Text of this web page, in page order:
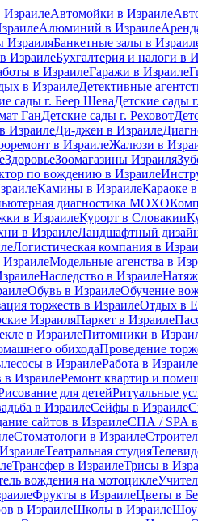
ИзраилеАвтомойки в Израиле
Алюминий в Израиле
ИзраиляБанкетные залы в
ИзраилеБухгалтерия и налоги в
в ИзраилеГаражи в Израиле
в ИзраилеДетективные
сады г. Беер ШеваДетские сады
ГанДетские сады г. Реховот
ИзраилеДи-джеи в Израиле
в ИзраилеЖалюзи в
ЗдоровьеЗоомагазины Израиля
по вождению в Израиле
Камины в ИзраилеКараоке
диагностика MOXO
в ИзраилеКурорт в Словакии
в ИзраилеЛандшафтный
Логистическая компания в
Модельные агенства в
Наследство в Израиле
Обувь в ИзраилеОбучение
торжеств в ИзраилеОтдых в
ИзраиляПаркет в Израиле
в ИзраилеПитомники в
обиходаПроведение
в ИзраилеРабота в Израиле
в ИзраилеРемонт квартир и
для детейРитуальные
в ИзраилеСейфы в Израиле
сайтов в ИзраилеСПА / SPA
Стоматологи в Израиле
Театральная студия
Трансфер в ИзраилеТрисы в
вождения на мотоцикле
Фрукты в ИзраилеЦветы в
в ИзраилеШколы в ИзраилеШоу